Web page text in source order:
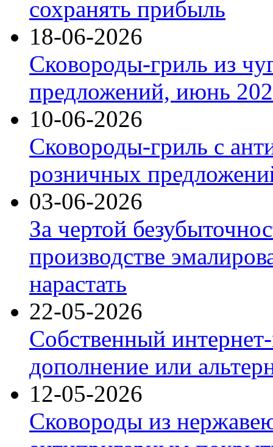
сохранять прибыль
18-06-2026
Сковороды-гриль из
предложений, июнь
10-06-2026
Сковороды-гриль с
розничных
03-06-2026
За чертой
производстве
нарастать
22-05-2026
Собственный
дополнение или
12-05-2026
Сковороды из